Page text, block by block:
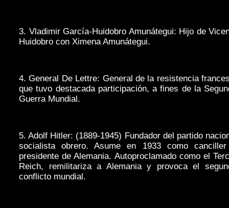
3. Vladimir García-Huidobro Amunátegui: Hijo de
Huidobro con Ximena Amunátegui.
4. General De Lettre: General de la resistencia
que tuvo destacada participación, a fines de la
Guerra Mundial.
5. Adolf Hitler: (1889-1945) Fundador del partido
socialista obrero. Asume en 1933 como
presidente de Alemania. Autoproclamado como el
Reich, remilitariza a Alemania y provoca el
conflicto mundial.